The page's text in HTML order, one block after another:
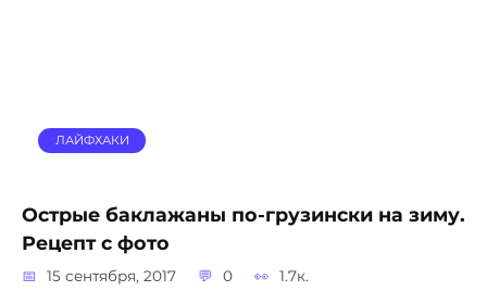
ЛАЙФХАКИ
Острые баклажаны по-грузински на зиму.
Рецепт с фото
15 сентября, 2017 0 1.7к.